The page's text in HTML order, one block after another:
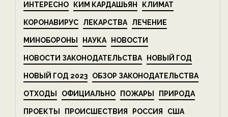
ИНТЕРЕСНО КИМ КАРДАШЬЯН КЛИМАТ
КОРОНАВИРУС ЛЕКАРСТВА ЛЕЧЕНИЕ
МИНОБОРОНЫ НАУКА НОВОСТИ
НОВОСТИ ЗАКОНОДАТЕЛЬСТВА НОВЫЙ ГОД
НОВЫЙ ГОД 2023 ОБЗОР ЗАКОНОДАТЕЛЬСТВА
ОТХОДЫ ОФИЦИАЛЬНО ПОЖАРЫ ПРИРОДА
ПРОЕКТЫ ПРОИСШЕСТВИЯ РОССИЯ США